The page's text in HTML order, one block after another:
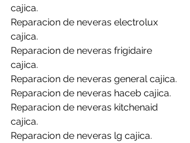
cajica.
Reparacion de neveras electrolux
cajica.
Reparacion de neveras frigidaire
cajica.
Reparacion de neveras general cajica.
Reparacion de neveras haceb cajica.
Reparacion de neveras kitchenaid
cajica.
Reparacion de neveras lg cajica.